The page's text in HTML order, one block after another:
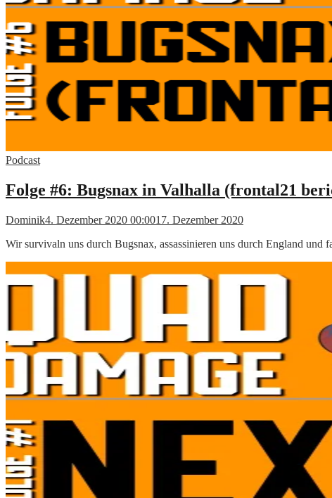
Podcast
Folge #6: Bugsnax in Valhalla (frontal21
Dominik4. Dezember 2020 00:0017. Dezember 2020
Wir survivaln uns durch Bugsnax, assassinieren uns durch England